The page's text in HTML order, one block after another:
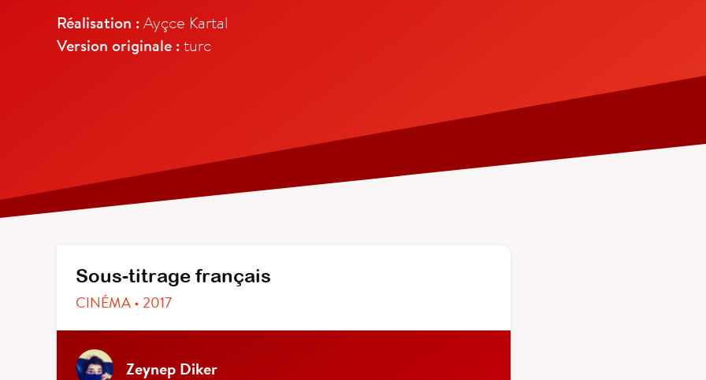
Réalisation :Ayçce Kartal
Version originale :turc
Sous-titrage français
CINÉMA • 2017
Zeynep Diker